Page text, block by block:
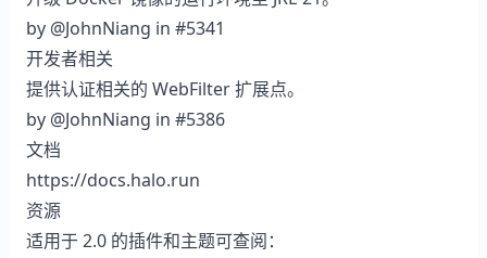
by @JohnNiang in #5341
开发者相关
提供认证相关的 WebFilter 扩展点。
by @JohnNiang in #5386
文档
https://docs.halo.run
资源
适用于 2.0 的插件和主题可查阅：